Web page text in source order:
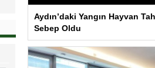
Aydın’daki Yangın Hayvan
Sebep Oldu